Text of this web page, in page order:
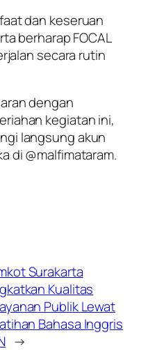
dan keseruan
berharap FOCAL
secara rutin
dengan
kegiatan ini,
langsung akun
di @malfimataram.
Surakarta
Kualitas
Publik Lewat
Bahasa Inggris
→